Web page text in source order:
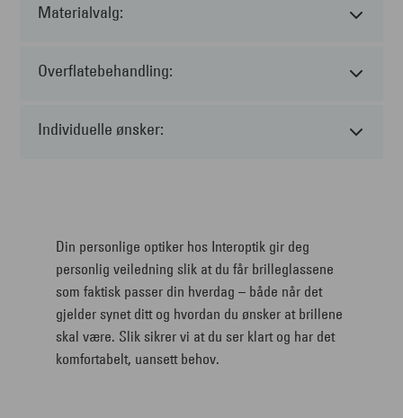
Materialvalg:
Overflatebehandling:
Individuelle ønsker:
Din personlige optiker hos Interoptik gir deg
personlig veiledning slik at du får brilleglassene
som faktisk passer din hverdag – både når det
gjelder synet ditt og hvordan du ønsker at brillene
skal være. Slik sikrer vi at du ser klart og har det
komfortabelt, uansett behov.